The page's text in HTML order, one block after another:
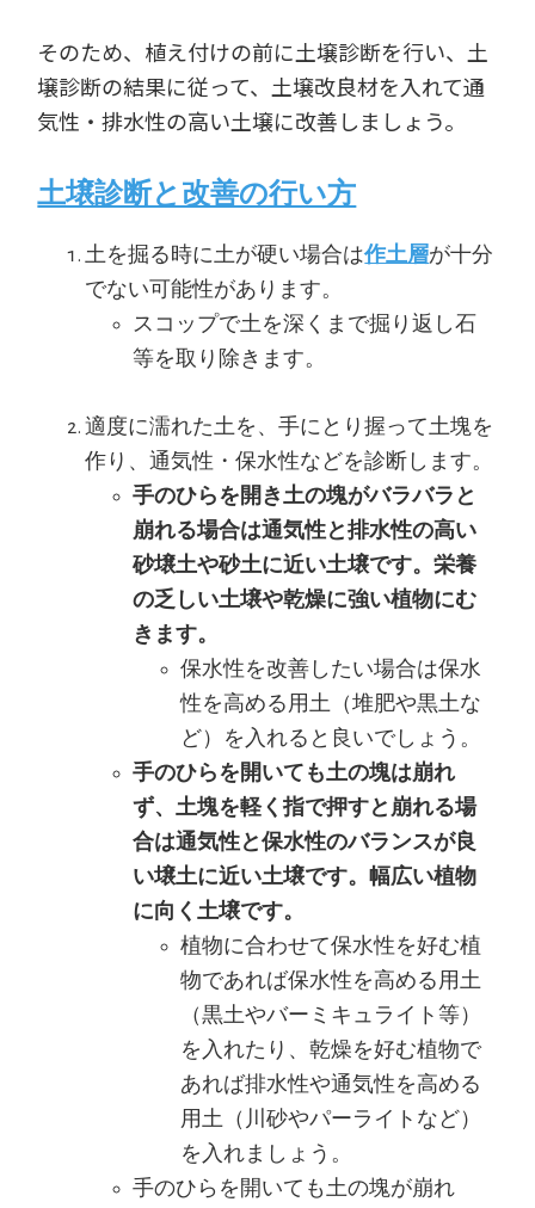
そのため、植え付けの前に土壌診断を行い、土
壌診断の結果に従って、土壌改良材を入れて通
気性・排水性の高い土壌に改善しましょう。
土壌診断と改善の行い方
土を掘る時に土が硬い場合は作土層が十分
でない可能性があります。
スコップで土を深くまで掘り返し石
等を取り除きます。
適度に濡れた土を、手にとり握って土塊を
作り、通気性・保水性などを診断します。
手のひらを開き土の塊がバラバラと
崩れる場合は通気性と排水性の高い
砂壌土や砂土に近い土壌です。栄養
の乏しい土壌や乾燥に強い植物にむ
きます。
保水性を改善したい場合は保水
性を高める用土（堆肥や黒土な
ど）を入れると良いでしょう。
手のひらを開いても土の塊は崩れ
ず、土塊を軽く指で押すと崩れる場
合は通気性と保水性のバランスが良
い壌土に近い土壌です。幅広い植物
に向く土壌です。
植物に合わせて保水性を好む植
物であれば保水性を高める用土
（黒土やバーミキュライト等）
を入れたり、乾燥を好む植物で
あれば排水性や通気性を高める
用土（川砂やパーライトなど）
を入れましょう。
手のひらを開いても土の塊が崩れ